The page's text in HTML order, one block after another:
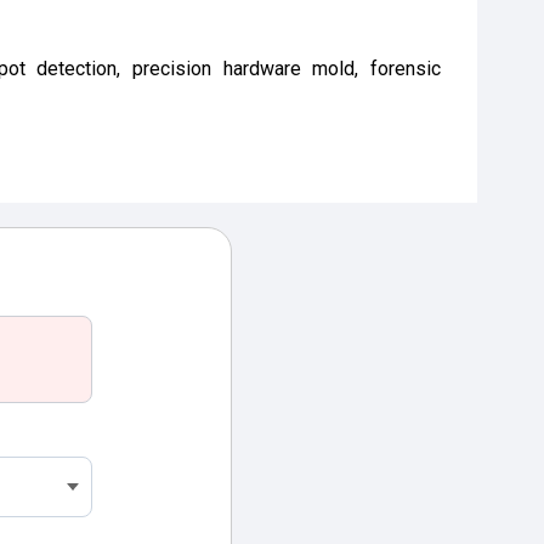
detection, precision hardware mold, forensic